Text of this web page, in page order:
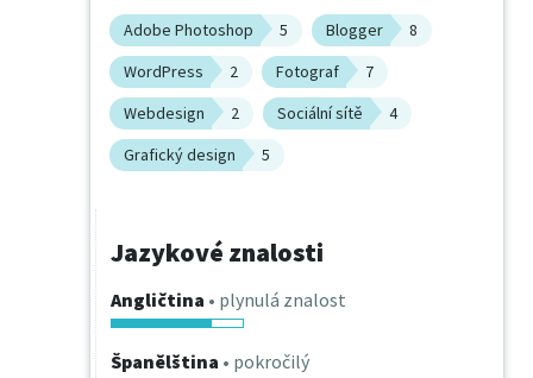
Adobe Photoshop 5 Blogger
8
WordPress
2 Fotograf
7
Webdesign
2 Sociální sítě
4
Grafický design
5
Jazykové znalosti
Angličtina • plynulá znalost
Španělština • pokročilý